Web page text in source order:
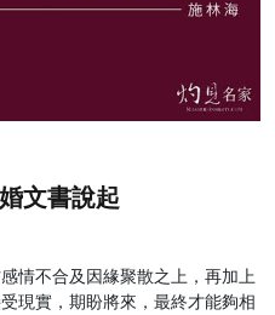
文書說起
情不合及因緣聚散之上，再加上
現實，期盼將來，最終才能夠相